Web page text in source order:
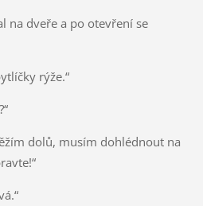
na dveře a po otevření se
rýže.“
dolů, musím dohlédnout na